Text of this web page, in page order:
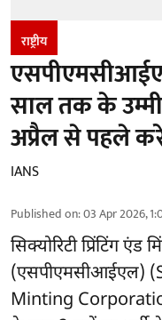
राष्ट्रीय
साल तक के
अप्रैल से पहले
IANS
Published on:03 Apr 2026,
सिक्योरिटी प्रिंटिंग एंड
(एसपीएमसीआईएल)
Minting